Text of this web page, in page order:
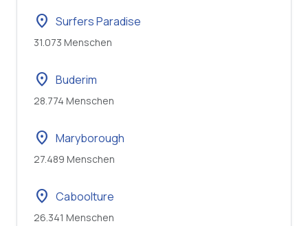
location_on Surfers Paradise
31.073 Menschen
location_on Buderim
28.774 Menschen
location_on Maryborough
27.489 Menschen
location_on Caboolture
26.341 Menschen